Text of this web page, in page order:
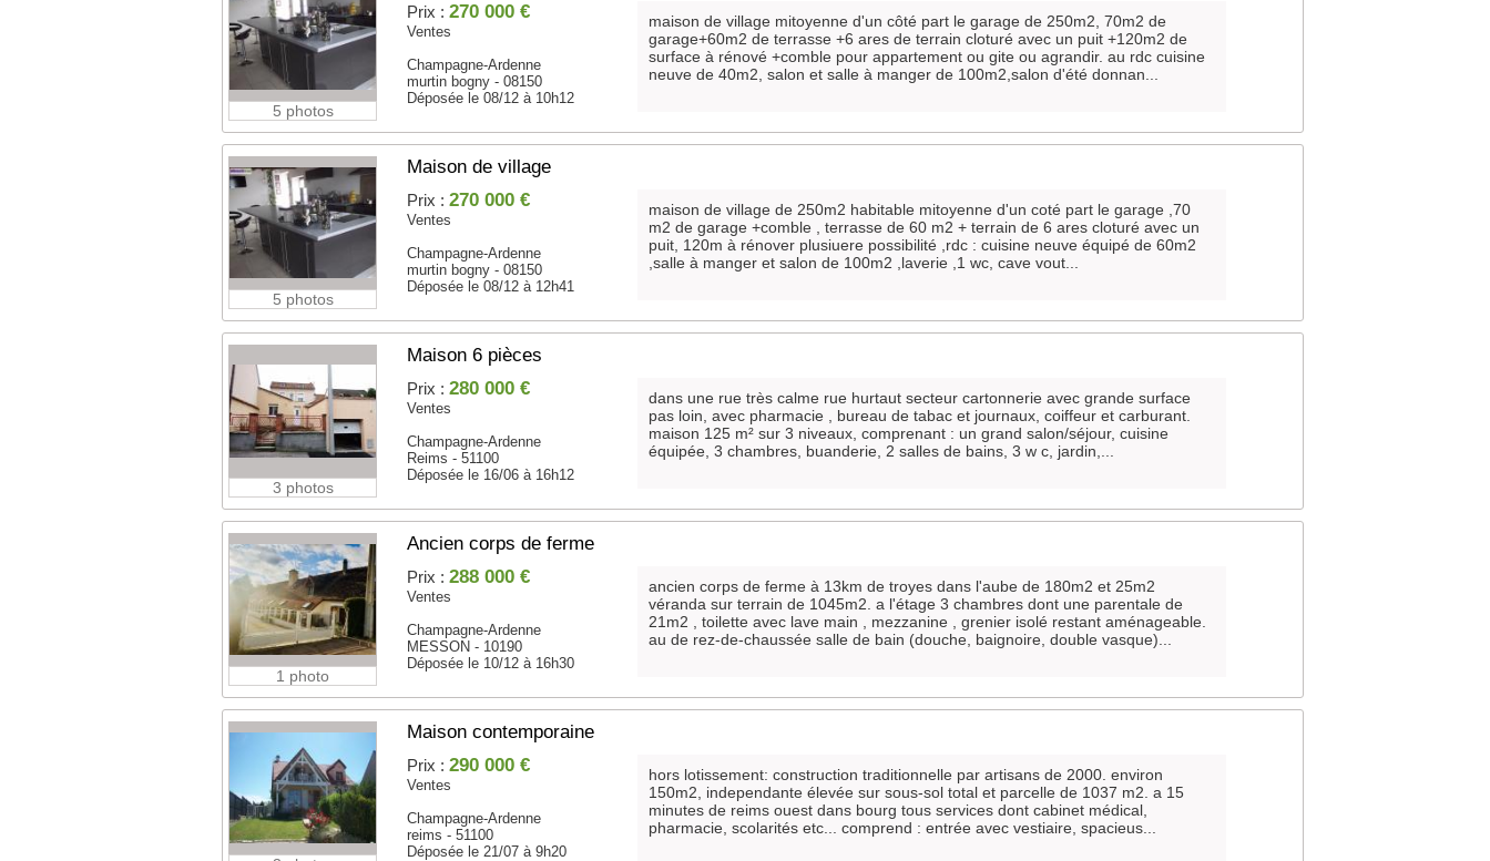
5 photos
Prix :270 000 €
Ventes
Champagne-Ardenne
murtin bogny - 08150
Déposée le 08/12 à 10h12
maison de village mitoyenne d'un côté part le garage de 250m2, 70m2 de
garage+60m2 de terrasse +6 ares de terrain cloturé avec un puit +120m2 de
surface à rénové +comble pour appartement ou gite ou agrandir. au rdc cuisine
neuve de 40m2, salon et salle à manger de 100m2,salon d'été donnan...
5 photos
Maison de village
Prix :270 000 €
Ventes
Champagne-Ardenne
murtin bogny - 08150
Déposée le 08/12 à 12h41
maison de village de 250m2 habitable mitoyenne d'un coté part le garage ,70
m2 de garage +comble , terrasse de 60 m2 + terrain de 6 ares cloturé avec un
puit, 120m à rénover plusiuere possibilité ,rdc : cuisine neuve équipé de 60m2
,salle à manger et salon de 100m2 ,laverie ,1 wc, cave vout...
3 photos
Maison 6 pièces
Prix :280 000 €
Ventes
Champagne-Ardenne
Reims - 51100
Déposée le 16/06 à 16h12
dans une rue très calme rue hurtaut secteur cartonnerie avec grande surface
pas loin, avec pharmacie , bureau de tabac et journaux, coiffeur et carburant.
maison 125 m² sur 3 niveaux, comprenant : un grand salon/séjour, cuisine
équipée, 3 chambres, buanderie, 2 salles de bains, 3 w c, jardin,...
1 photo
Ancien corps de ferme
Prix :288 000 €
Ventes
Champagne-Ardenne
MESSON - 10190
Déposée le 10/12 à 16h30
ancien corps de ferme à 13km de troyes dans l'aube de 180m2 et 25m2
véranda sur terrain de 1045m2. a l'étage 3 chambres dont une parentale de
21m2 , toilette avec lave main , mezzanine , grenier isolé restant aménageable.
au de rez-de-chaussée salle de bain (douche, baignoire, double vasque)...
Maison contemporaine
Prix :290 000 €
Ventes
Champagne-Ardenne
reims - 51100
Déposée le 21/07 à 9h20
hors lotissement: construction traditionnelle par artisans de 2000. environ
150m2, independante élevée sur sous-sol total et parcelle de 1037 m2. a 15
minutes de reims ouest dans bourg tous services dont cabinet médical,
pharmacie, scolarités etc... comprend : entrée avec vestiaire, spacieus...